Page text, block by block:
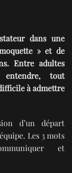
dans une
» et de
Entre adultes
entendre, tout
à admettre
d’un départ
Les 3 mots
et